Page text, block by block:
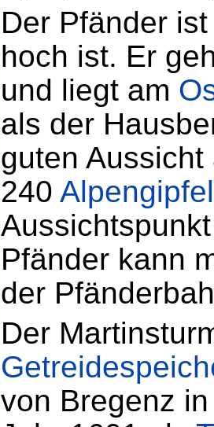
Der Pfänder
hoch ist. Er
und liegt am
als der
guten
240 Alpengipfel
Pfänder kann
der
Der
von Bregenz